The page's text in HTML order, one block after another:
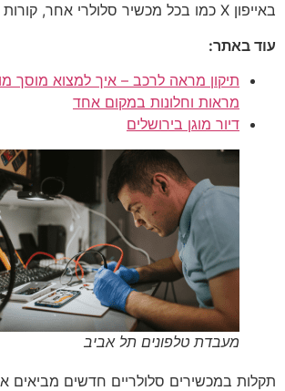
באייפון X כמו בכל מכשיר סלולרי אחר, קורות תקלות.
עוד באתר:
תיקון מראה לרכב – איך למצוא מוסך
מראות וחלונות במקום אחד
דיור מוגן בירושלים
מעבדת טלפונים תל אביב
תקלות במכשירים סלולריים חדשים מביאים